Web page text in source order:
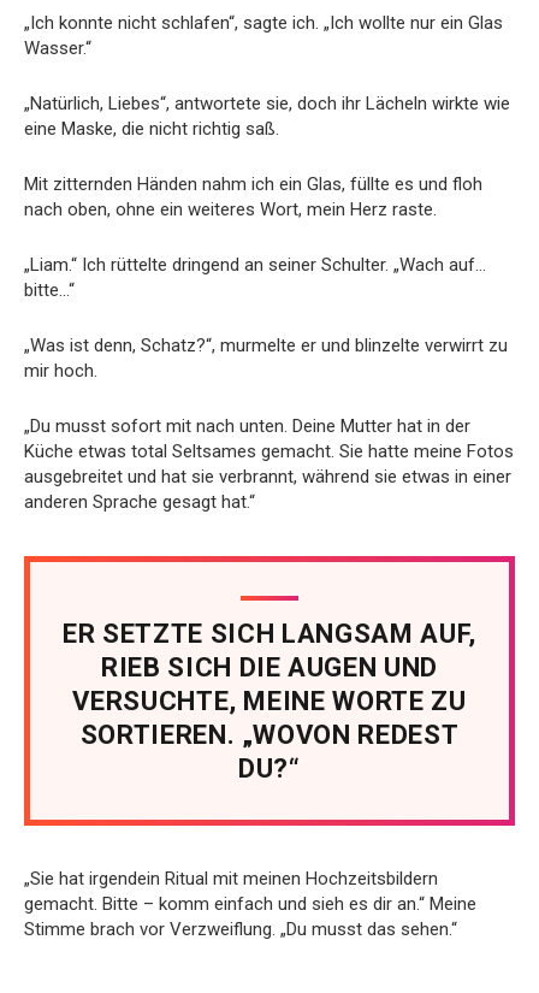
„Ich konnte nicht schlafen“, sagte ich. „Ich wollte nur ein Glas
Wasser.“
„Natürlich, Liebes“, antwortete sie, doch ihr Lächeln wirkte wie
eine Maske, die nicht richtig saß.
Mit zitternden Händen nahm ich ein Glas, füllte es und floh
nach oben, ohne ein weiteres Wort, mein Herz raste.
„Liam.“ Ich rüttelte dringend an seiner Schulter. „Wach auf…
bitte…“
„Was ist denn, Schatz?“, murmelte er und blinzelte verwirrt zu
mir hoch.
„Du musst sofort mit nach unten. Deine Mutter hat in der
Küche etwas total Seltsames gemacht. Sie hatte meine Fotos
ausgebreitet und hat sie verbrannt, während sie etwas in einer
anderen Sprache gesagt hat.“
ER SETZTE SICH LANGSAM AUF,
RIEB SICH DIE AUGEN UND
VERSUCHTE, MEINE WORTE ZU
SORTIEREN. „WOVON REDEST
DU?“
„Sie hat irgendein Ritual mit meinen Hochzeitsbildern
gemacht. Bitte – komm einfach und sieh es dir an.“ Meine
Stimme brach vor Verzweiflung. „Du musst das sehen.“